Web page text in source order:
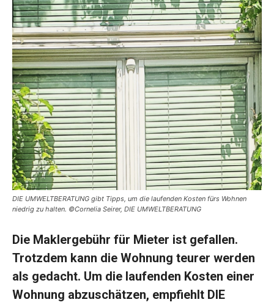
DIE UMWELTBERATUNG gibt Tipps, um die laufenden Kosten fürs Wohnen
niedrig zu halten. ©Cornelia Seirer, DIE UMWELTBERATUNG
Die Maklergebühr für Mieter ist gefallen.
Trotzdem kann die Wohnung teurer werden
als gedacht. Um die laufenden Kosten einer
Wohnung abzuschätzen, empfiehlt DIE